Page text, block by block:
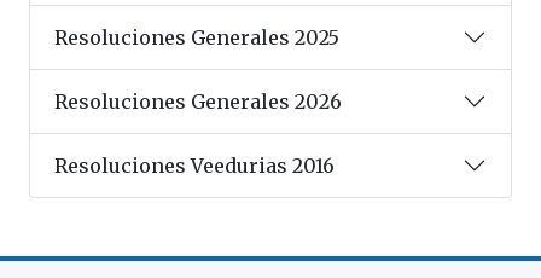
Resoluciones Generales 2025
Resoluciones Generales 2026
Resoluciones Veedurias 2016